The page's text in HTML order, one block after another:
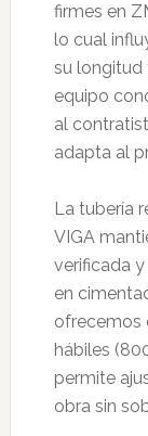
firmes en
lo cual
su longitud
equipo
al
adapta al
La tubería
VIGA
verificada
en
ofrecemos
hábiles
permite
obra sin